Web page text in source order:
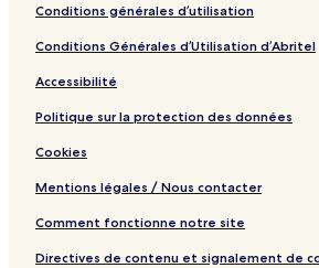
M
P
I
N
R
s
r
t
&
S
Conditions générales d’utilisation
Conditions Générales d’Utilisation d’Abritel
Accessibilité
Politique sur la protection des données
Cookies
Mentions légales / Nous contacter
Comment fonctionne notre site
Directives de contenu et signalement de